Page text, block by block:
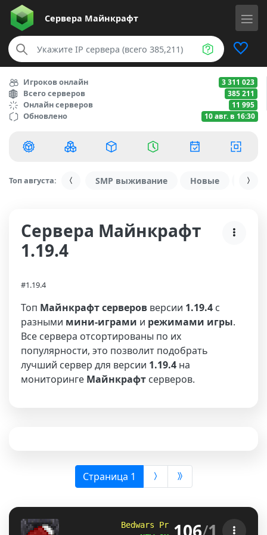
Сервера Майнкрафт
Игроков онлайн 3 311 023
Всего серверов 385 211
Онлайн серверов 11 995
Обновлено 10 авг. в 16:30
Топ августа: SMP выживание Новые С
Сервера Майнкрафт
1.19.4
#1.19.4
Топ Майнкрафт серверов версии 1.19.4 с
разными мини-играми и режимами игры.
Все сервера отсортированы по их
популярности, это позволит подобрать
лучший сервер для версии 1.19.4 на
мониторинге Майнкрафт серверов.
Страница 1 (выбрана)
Bedwars Practice [1.8-1.21.11]